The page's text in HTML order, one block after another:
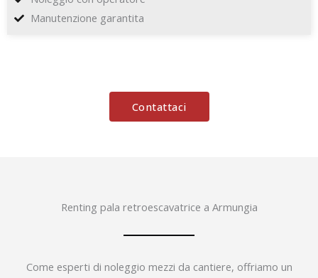
Manutenzione garantita
Contattaci
Renting pala retroescavatrice a Armungia
Come esperti di noleggio mezzi da cantiere, offriamo un